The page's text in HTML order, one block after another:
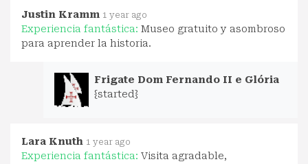
Justin Kramm 1 year ago
Experiencia fantástica: Museo gratuito y asombroso
para aprender la historia.
Frigate Dom Fernando II e Glória
{started}
Lara Knuth 1 year ago
Experiencia fantástica: Visita agradable,